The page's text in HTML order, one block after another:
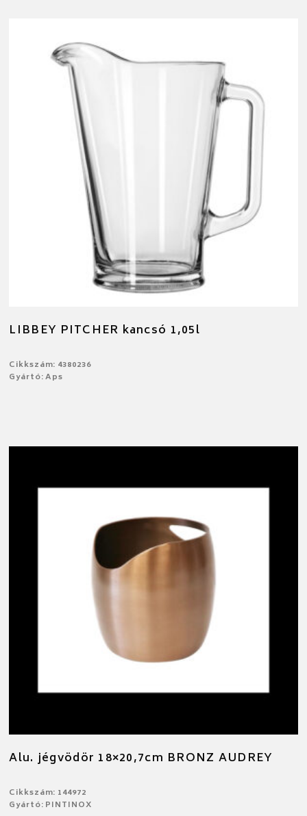
LIBBEY PITCHER kancsó 1,05l
Cikkszám: 4380236
Gyártó: Aps
Alu. jégvödör 18×20,7cm BRONZ AUDREY
Cikkszám: 144972
Gyártó: PINTINOX